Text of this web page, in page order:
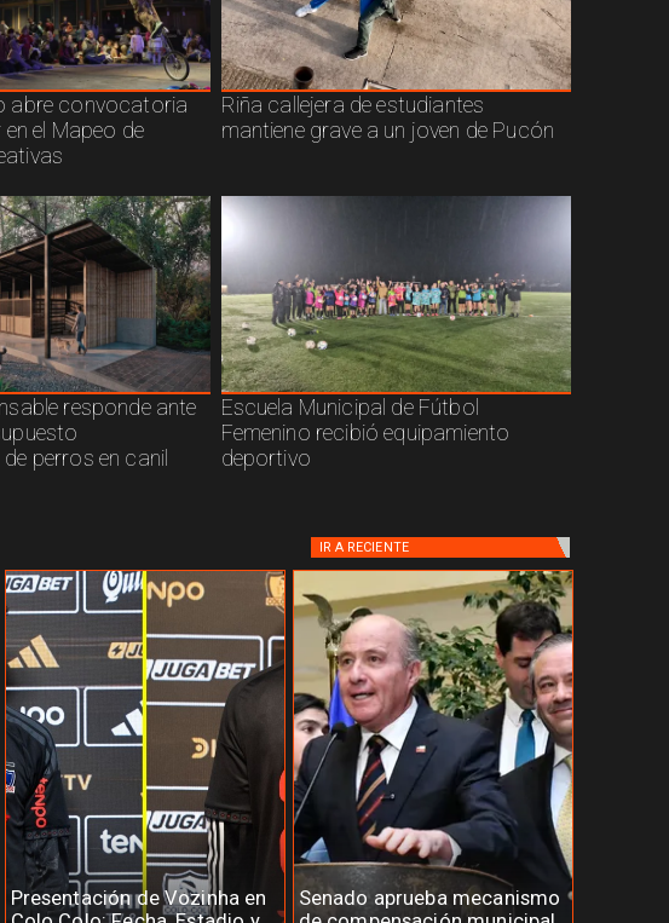
abre convocatoria
el Mapeo de
Riña callejera de estudiantes
mantiene grave a un joven de Pucón
responde ante
perros en canil
Escuela Municipal de Fútbol
Femenino recibió equipamiento
deportivo
Presentación de Vozinha en
Senado aprueba mecanismo
IR A RECIENTE